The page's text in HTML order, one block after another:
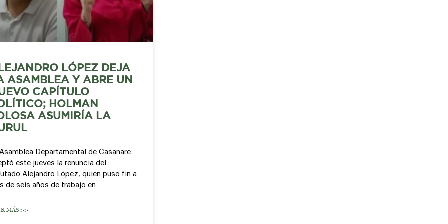
LÓPEZ DEJA
ASAMBLEA Y ABRE UN
CAPÍTULO
HOLMAN
ASUMIRÍA LA
Departamental de Casanare
este jueves la renuncia del
Alejandro López, quien puso fin a
de seis años de trabajo en
MÁS >>